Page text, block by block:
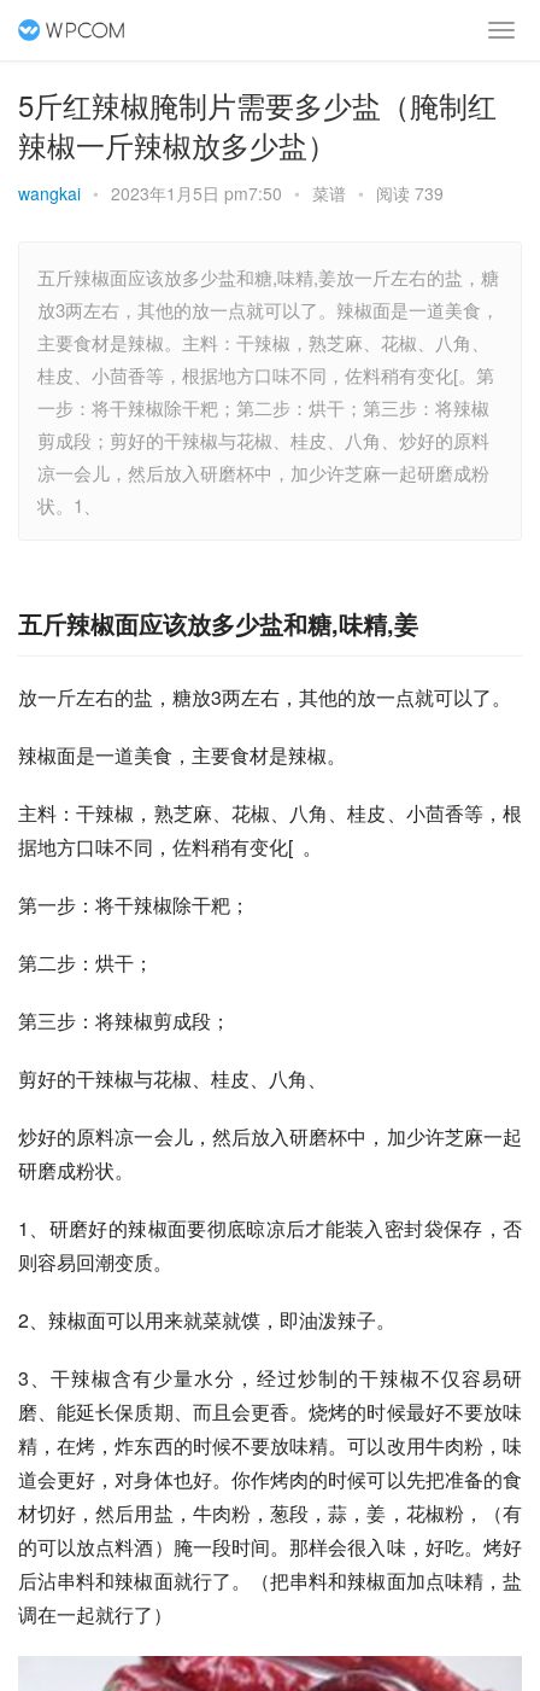
5斤红辣椒腌制片需要多少盐（腌制红
辣椒一斤辣椒放多少盐）
wangkai • 2023年1月5日 pm7:50 • 菜谱 • 阅读 739
五斤辣椒面应该放多少盐和糖,味精,姜放一斤左右的盐，糖
放3两左右，其他的放一点就可以了。辣椒面是一道美食，
主要食材是辣椒。主料：干辣椒，熟芝麻、花椒、八角、
桂皮、小茴香等，根据地方口味不同，佐料稍有变化[。第
一步：将干辣椒除干粑；第二步：烘干；第三步：将辣椒
剪成段；剪好的干辣椒与花椒、桂皮、八角、炒好的原料
凉一会儿，然后放入研磨杯中，加少许芝麻一起研磨成粉
状。1、
五斤辣椒面应该放多少盐和糖,味精,姜
放一斤左右的盐，糖放3两左右，其他的放一点就可以了。
辣椒面是一道美食，主要食材是辣椒。
主料：干辣椒，熟芝麻、花椒、八角、桂皮、小茴香等，根
据地方口味不同，佐料稍有变化[  。
第一步：将干辣椒除干粑；
第二步：烘干；
第三步：将辣椒剪成段；
剪好的干辣椒与花椒、桂皮、八角、
炒好的原料凉一会儿，然后放入研磨杯中，加少许芝麻一起
研磨成粉状。
1、研磨好的辣椒面要彻底晾凉后才能装入密封袋保存，否
则容易回潮变质。
2、辣椒面可以用来就菜就馍，即油泼辣子。
3、干辣椒含有少量水分，经过炒制的干辣椒不仅容易研
磨、能延长保质期、而且会更香。烧烤的时候最好不要放味
精，在烤，炸东西的时候不要放味精。可以改用牛肉粉，味
道会更好，对身体也好。你作烤肉的时候可以先把准备的食
材切好，然后用盐，牛肉粉，葱段，蒜，姜，花椒粉，（有
的可以放点料酒）腌一段时间。那样会很入味，好吃。烤好
后沾串料和辣椒面就行了。（把串料和辣椒面加点味精，盐
调在一起就行了）